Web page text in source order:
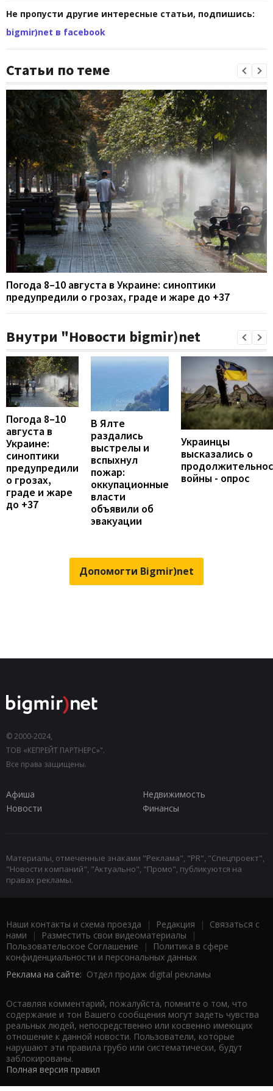
Не пропусти другие интересные статьи, подпишись:
bigmir)net в facebook
Статьи по теме
Погода 8–10 августа в Украине: синоптики
предупредили о грозах, граде и жаре до +37
Внутри "Новости bigmir)net
Погода 8–10
августа в
Украине:
синоптики
предупредили
о грозах,
граде и жаре
до +37
В Ялте
раздались
выстрелы и
вспыхнул
пожар:
оккупационные
власти
объявили об
эвакуации
Украинцы
высказались о
войны - опрос
Допомогти Bigmir)net
© 2000-2024,
ТОВ «КЕПРЕЙТ ПАРТНЕРС»".
Все права защищены.
Афиша
Недвижимость
Новости
Финансы
Материалы, отмеченные знаками "Реклама", "PR", "Спецпроект",
"Новости компаний", "Актуально", "Промо", публикуются на
правах рекламы.
Наши контакты и схема проезда | Редакция | Связаться с
нами | Разместить свои видеоматериалы |
Пользовательское Соглашение |
Политика в сфере
конфиденциальности и персональных данных
Реклама на сайте: Отдел продаж digital рекламы
Оставляя комментарий, пожалуйста, помните о том, что
содержание и тон Вашего сообщения могут задеть чувства
реальных людей, непосредственно или косвенно имеющих
отношение к данной новости. Пользователи, которые
нарушают эти правила грубо или систематически, будут
заблокированы.
Полная версия правил